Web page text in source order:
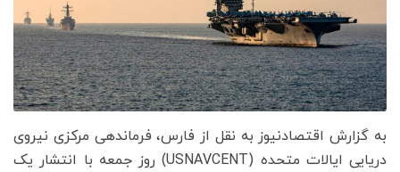
به گزارش اقتصادنیوز به نقل از فارس، فرماندهی مرکزی نیروی
دریایی ایالات متحده (USNAVCENT) روز جمعه با انتشار یک